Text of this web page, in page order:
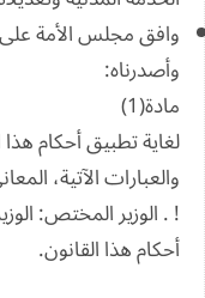
وافق مجلس الأمة على
وأصدرناه:
مادة(1)
لغاية تطبيق أحكام
والعبارات الآتية،
! . الوزير المختص:
أحكام هذا القانون.